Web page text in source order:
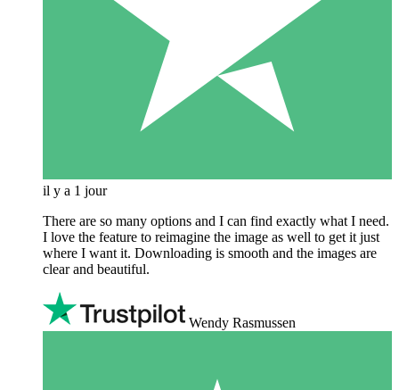
il y a 1 jour
There are so many options and I can find exactly what I need.
I love the feature to reimagine the image as well to get it just
where I want it. Downloading is smooth and the images are
clear and beautiful.
Wendy Rasmussen